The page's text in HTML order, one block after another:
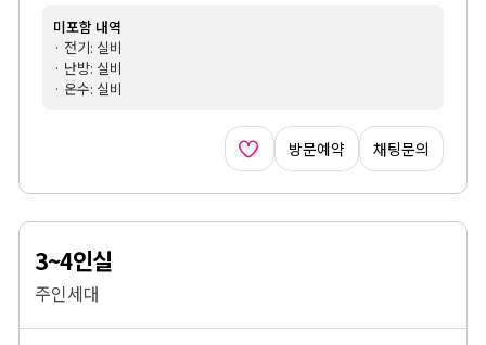
미포함 내역
· 전기: 실비
· 난방: 실비
· 온수: 실비
방문예약 채팅문의
3~4인실
주인세대